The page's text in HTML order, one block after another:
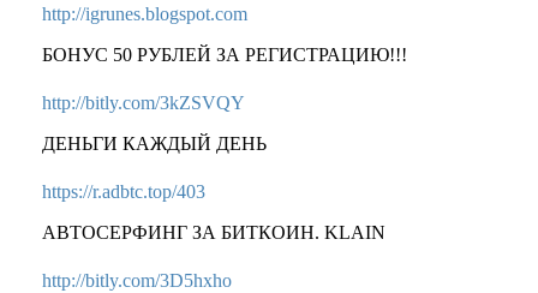
http://igrunes.blogspot.com
БОНУС 50 РУБЛЕЙ ЗА РЕГИСТРАЦИЮ!!!
http://bitly.com/3kZSVQY
ДЕНЬГИ КАЖДЫЙ ДЕНЬ
https://r.adbtc.top/403
АВТОСЕРФИНГ ЗА БИТКОИН. KLAIN
http://bitly.com/3D5hxho